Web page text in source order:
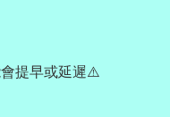
提早或延遲⚠️